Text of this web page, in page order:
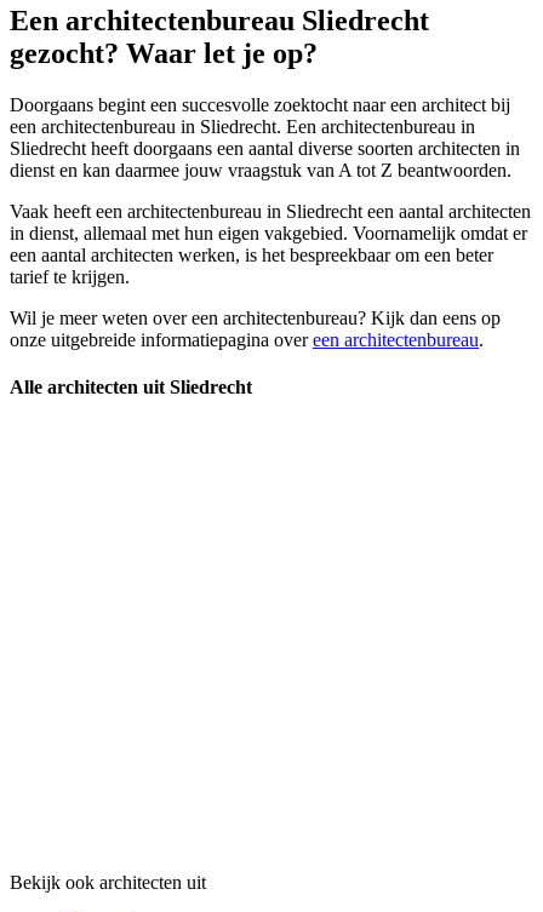
Een architectenbureau Sliedrecht
gezocht? Waar let je op?
Doorgaans begint een succesvolle zoektocht naar een architect bij
een architectenbureau in Sliedrecht. Een architectenbureau in
Sliedrecht heeft doorgaans een aantal diverse soorten architecten in
dienst en kan daarmee jouw vraagstuk van A tot Z beantwoorden.
Vaak heeft een architectenbureau in Sliedrecht een aantal architecten
in dienst, allemaal met hun eigen vakgebied. Voornamelijk omdat er
een aantal architecten werken, is het bespreekbaar om een beter
tarief te krijgen.
Wil je meer weten over een architectenbureau? Kijk dan eens op
onze uitgebreide informatiepagina overeen architectenbureau.
Alle architecten uit Sliedrecht
Bekijk ook architecten uit